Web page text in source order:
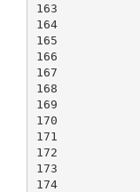
163
164
165
166
167
168
169
170
171
172
173
174